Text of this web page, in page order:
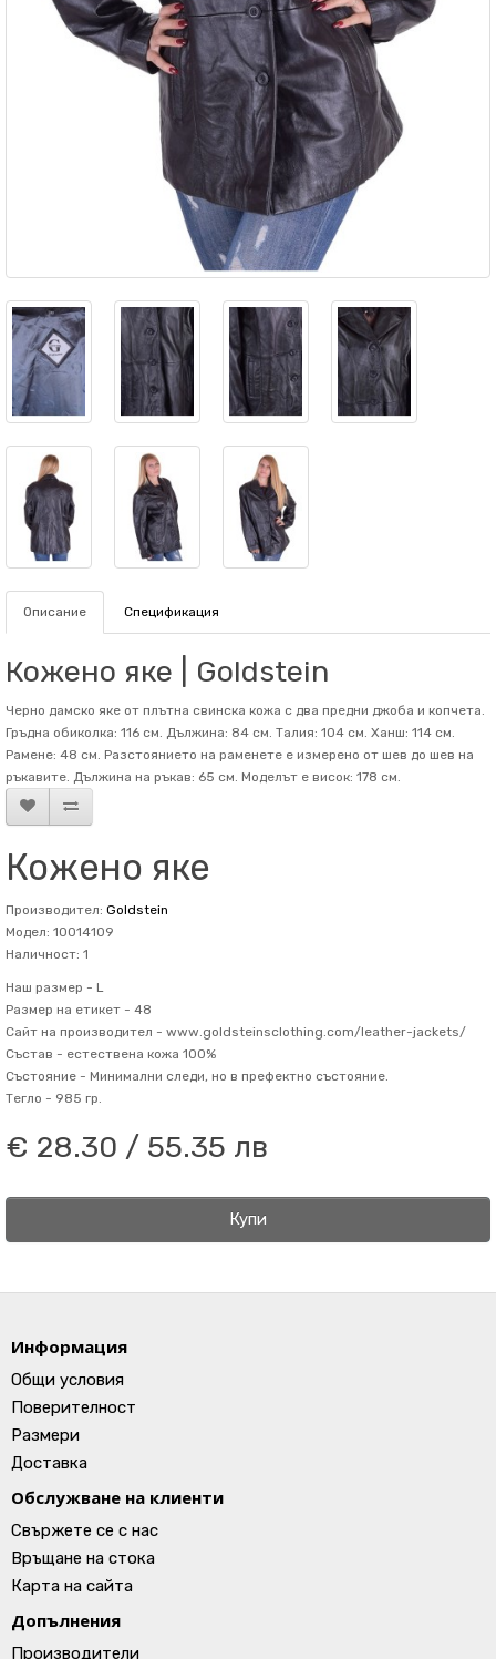
Описание Спецификация
Кожено яке | Goldstein
Черно дамско яке от плътна свинска кожа с два предни джоба и копчета.
Гръдна обиколка: 116 см. Дължина: 84 см. Талия: 104 см. Ханш: 114 см.
Рамене: 48 см. Разстоянието на раменете е измерено от шев до шев на
ръкавите. Дължина на ръкав: 65 см. Mоделът е висок: 178 см.
Кожено яке
Производител: Goldstein
Модел: 10014109
Наличност: 1
Наш размер - L
Размер на етикет - 48
Сайт на производител - www.goldsteinsclothing.com/leather-jackets/
Състав - естествена кожа 100%
Състояние - Минимални следи, но в префектно състояние.
Тегло - 985 гр.
€ 28.30 / 55.35 лв
Купи
Информация
Общи условия
Поверителност
Размери
Доставка
Обслужване на клиенти
Свържете се с нас
Връщане на стока
Карта на сайта
Допълнения
Производители